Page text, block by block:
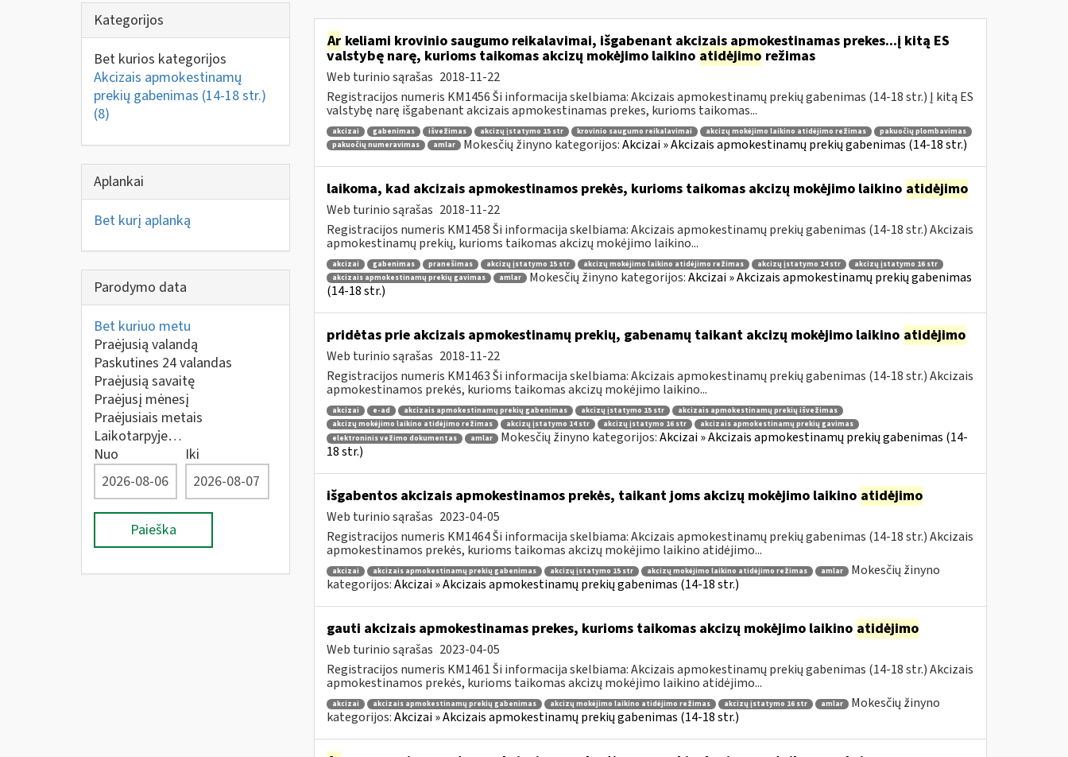
Kategorijos
Bet kurios kategorijos
Akcizais apmokestinamų
prekių gabenimas (14-18 str.)
(8)
Aplankai
Bet kurį aplanką
Parodymo data
Bet kuriuo metu
Praėjusią valandą
Paskutines 24 valandas
Praėjusią savaitę
Praėjusį mėnesį
Praėjusiais metais
Laikotarpyje…
Nuo
Iki
Paieška
Arkeliami krovinio saugumo reikalavimai, išgabenant akcizais apmokestinamas prekes...į kitą ES
valstybę narę, kurioms taikomas akcizų mokėjimo laikino atidėjimo režimas
Web turinio sąrašas 2018-11-22
Registracijos numeris KM1456 Ši informacija skelbiama: Akcizais apmokestinamų prekių gabenimas (14-18 str.) Į kitą ES
valstybę narę išgabenant akcizais apmokestinamas prekes, kurioms taikomas...
akcizai gabenimas išvežimas akcizų įstatymo 15 str krovinio saugumo reikalavimai akcizų mokėjimo laikino atidėjimo režimas
pakuočių plombavimas
pakuočių numeravimas
amlar Mokesčių žinyno kategorijos:Akcizai » Akcizais apmokestinamų prekių gabenimas (14-18 str.)
laikoma, kad akcizais apmokestinamos prekės, kurioms taikomas akcizų mokėjimo laikino atidėjimo
Web turinio sąrašas 2018-11-22
Registracijos numeris KM1458 Ši informacija skelbiama: Akcizais apmokestinamų prekių gabenimas (14-18 str.) Akcizais
apmokestinamų prekių, kurioms taikomas akcizų mokėjimo laikino...
akcizai gabenimas pranešimas akcizų įstatymo 15 str akcizų mokėjimo laikino atidėjimo režimas akcizų įstatymo 14 str
akcizų įstatymo 16 str
akcizais apmokestinamų prekių gavimas
amlar Mokesčių žinyno kategorijos:Akcizai » Akcizais apmokestinamų prekių gabenimas
(14-18 str.)
pridėtas prie akcizais apmokestinamų prekių, gabenamų taikant akcizų mokėjimo laikino atidėjimo
Web turinio sąrašas 2018-11-22
Registracijos numeris KM1463 Ši informacija skelbiama: Akcizais apmokestinamų prekių gabenimas (14-18 str.) Akcizais
apmokestinamos prekės, kurioms taikomas akcizų mokėjimo laikino...
akcizai e-ad akcizais apmokestinamų prekių gabenimas akcizų įstatymo 15 str
akcizais apmokestinamų prekių išvežimas
akcizų mokėjimo laikino atidėjimo režimas
akcizų įstatymo 14 str akcizų įstatymo 16 str
akcizais apmokestinamų prekių gavimas
elektroninis vežimo dokumentas
amlar Mokesčių žinyno kategorijos:Akcizai » Akcizais apmokestinamų prekių gabenimas (14-
18 str.)
išgabentos akcizais apmokestinamos prekės, taikant joms akcizų mokėjimo laikino atidėjimo
Web turinio sąrašas 2023-04-05
Registracijos numeris KM1464 Ši informacija skelbiama: Akcizais apmokestinamų prekių gabenimas (14-18 str.) Akcizais
apmokestinamos prekės, kurioms taikomas akcizų mokėjimo laikino atidėjimo...
akcizai akcizais apmokestinamų prekių gabenimas akcizų įstatymo 15 str akcizų mokėjimo laikino atidėjimo režimas amlar
Mokesčių žinyno
kategorijos:Akcizai » Akcizais apmokestinamų prekių gabenimas (14-18 str.)
gauti akcizais apmokestinamas prekes, kurioms taikomas akcizų mokėjimo laikino atidėjimo
Web turinio sąrašas 2023-04-05
Registracijos numeris KM1461 Ši informacija skelbiama: Akcizais apmokestinamų prekių gabenimas (14-18 str.) Akcizais
apmokestinamos prekės, kurioms taikomas akcizų mokėjimo laikino atidėjimo...
akcizai akcizais apmokestinamų prekių gabenimas akcizų mokėjimo laikino atidėjimo režimas akcizų įstatymo 16 str amlar
Mokesčių žinyno
kategorijos:Akcizai » Akcizais apmokestinamų prekių gabenimas (14-18 str.)